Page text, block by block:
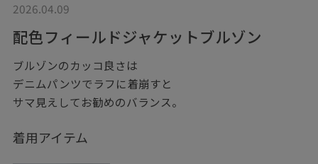
2026.04.09
配色フィールドジャケットブルゾン
ブルゾンのカッコ良さは
デニムパンツでラフに着崩すと
サマ見えしてお勧めのバランス。
着用アイテム